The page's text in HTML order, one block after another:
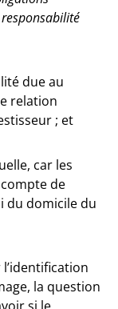
due au
relation
; et
car les
de
du domicile du
la question